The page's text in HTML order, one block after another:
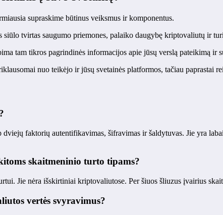
supraskime būtinus veiksmus ir komponentus.
tvirtas saugumo priemones, palaiko daugybę kriptovaliutų ir
tam tikros pagrindinės informacijos apie jūsų verslą pateikimą ir
nuo teikėjo ir jūsų svetainės platformos, tačiau paprastai
faktorių autentifikavimas, šifravimas ir šaldytuvas. Jie yra
skaitmeninio turto tipams?
Jie nėra išskirtiniai kriptovaliutose. Per šiuos šliuzus įvairius
vertės svyravimus?